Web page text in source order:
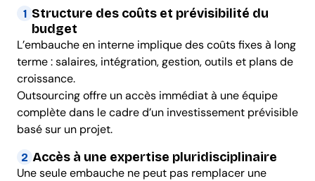
1 Structure des coûts et prévisibilité du
budget
L’embauche en interne implique des coûts fixes à long
terme : salaires, intégration, gestion, outils et plans de
croissance.
Outsourcing offre un accès immédiat à une équipe
complète dans le cadre d’un investissement prévisible
basé sur un projet.
2 Accès à une expertise pluridisciplinaire
Une seule embauche ne peut pas remplacer une